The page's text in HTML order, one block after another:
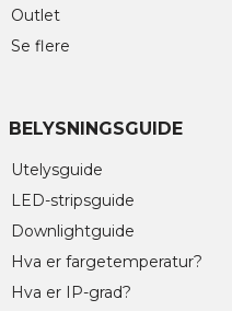
Outlet
Se flere
BELYSNINGSGUIDE
Utelysguide
LED-stripsguide
Downlightguide
Hva er fargetemperatur?
Hva er IP-grad?